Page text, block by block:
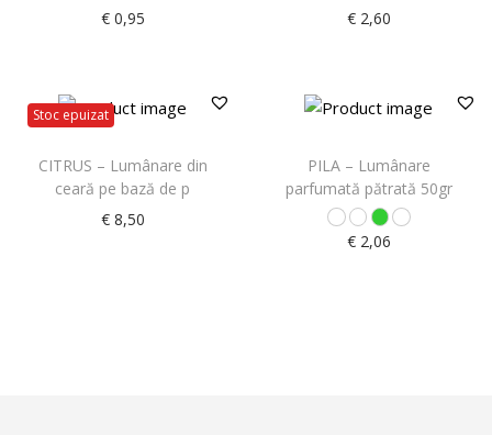
€0,95
€2,60
Stoc epuizat
CITRUS – Lumânare din
ceară pe bază de p
€8,50
PILA – Lumânare
parfumată pătrată 50gr
€2,06